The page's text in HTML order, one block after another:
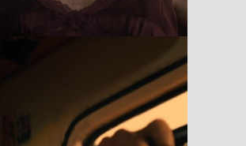
La Pasajera / The
Passenger